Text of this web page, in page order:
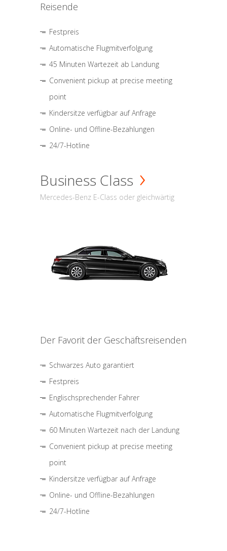
Reisende
Festpreis
Automatische Flugmitverfolgung
45 Minuten Wartezeit ab Landung
Convenient pickup at precise meeting
point
Kindersitze verfügbar auf Anfrage
Online- und Offline-Bezahlungen
24/7-Hotline
Business Class
Mercedes-Benz E-Class oder gleichwärtig
Der Favorit der Geschäftsreisenden
Schwarzes Auto garantiert
Festpreis
Englischsprechender Fahrer
Automatische Flugmitverfolgung
60 Minuten Wartezeit nach der Landung
Convenient pickup at precise meeting
point
Kindersitze verfügbar auf Anfrage
Online- und Offline-Bezahlungen
24/7-Hotline